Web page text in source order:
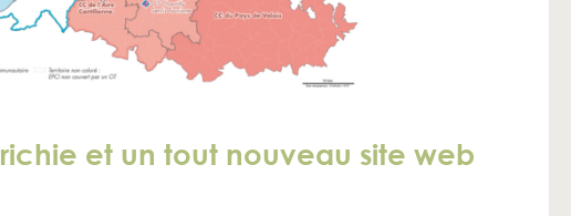
et un tout nouveau site web